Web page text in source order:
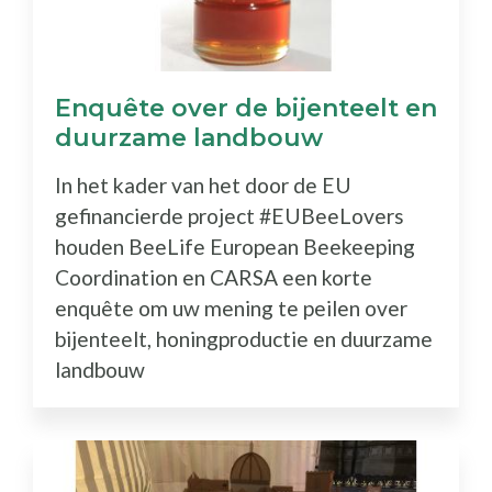
Enquête over de bijenteelt en
duurzame landbouw
In het kader van het door de EU
gefinancierde project #EUBeeLovers
houden BeeLife European Beekeeping
Coordination en CARSA een korte
enquête om uw mening te peilen over
bijenteelt, honingproductie en duurzame
landbouw